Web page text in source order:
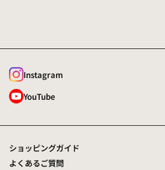
Instagram
YouTube
ショッピングガイド
よくあるご質問